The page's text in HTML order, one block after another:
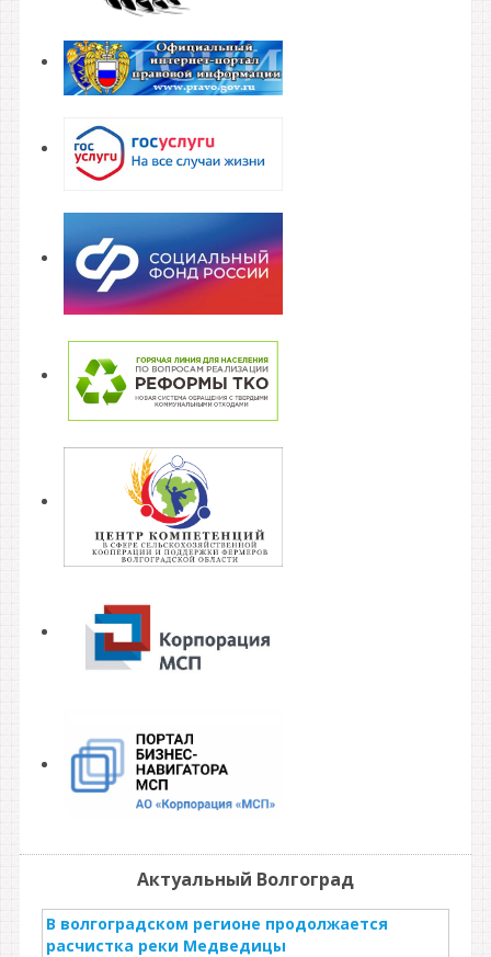
Актуальный Волгоград
В волгоградском регионе продолжается
расчистка реки Медведицы